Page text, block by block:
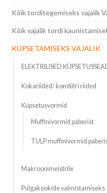
Kõik torditegemiseks vajalik
Kõik vajalik tordi
KÜPSETAMISEKS VAJALIK
ELEKTRILISED
Kokariided/ kondiitri riided
Küpsetusvormid
Muffinivormid paberist
TULP muffinivormid
Makroonimeistrile
Pulgakookide valmistamiseks